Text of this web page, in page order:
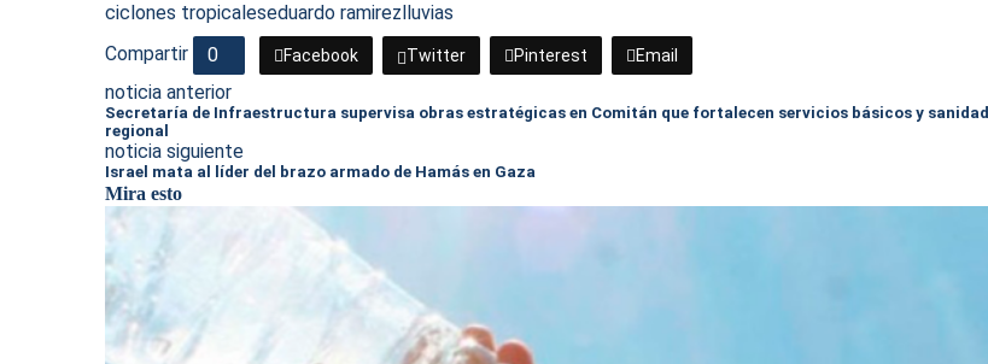
ciclones tropicaleseduardo ramirezlluvias
Compartir
0 Facebook Twitter Pinterest Email
noticia anterior
Secretaría de Infraestructura supervisa obras estratégicas en Comitán que fortalecen servicios básicos y sanidad
regional
noticia siguiente
Israel mata al líder del brazo armado de Hamás en Gaza
Mira esto